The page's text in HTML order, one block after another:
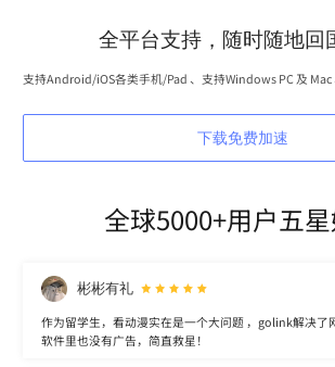
全平台支持，随时随地回
支持Android/iOS各类手机/Pad 、支持Windows PC 及 Mac
下载免费加速
全球5000+用户五
彬彬有礼
作为留学生，看动漫实在是一个大问题 ，golink解决了
软件里也没有广告，简直救星！